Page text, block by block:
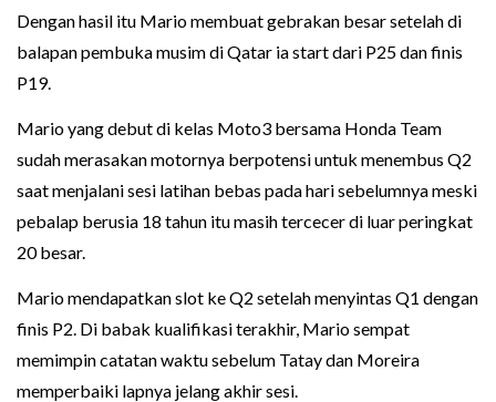
Dengan hasil itu Mario membuat gebrakan besar setelah di
balapan pembuka musim di Qatar ia start dari P25 dan finis
P19.
Mario yang debut di kelas Moto3 bersama Honda Team
sudah merasakan motornya berpotensi untuk menembus Q2
saat menjalani sesi latihan bebas pada hari sebelumnya meski
pebalap berusia 18 tahun itu masih tercecer di luar peringkat
20 besar.
Mario mendapatkan slot ke Q2 setelah menyintas Q1 dengan
finis P2. Di babak kualifikasi terakhir, Mario sempat
memimpin catatan waktu sebelum Tatay dan Moreira
memperbaiki lapnya jelang akhir sesi.